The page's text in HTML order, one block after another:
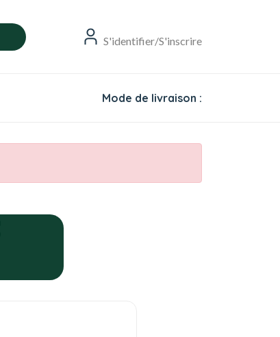
S'identifier/S'inscrire
Mode de livraison :